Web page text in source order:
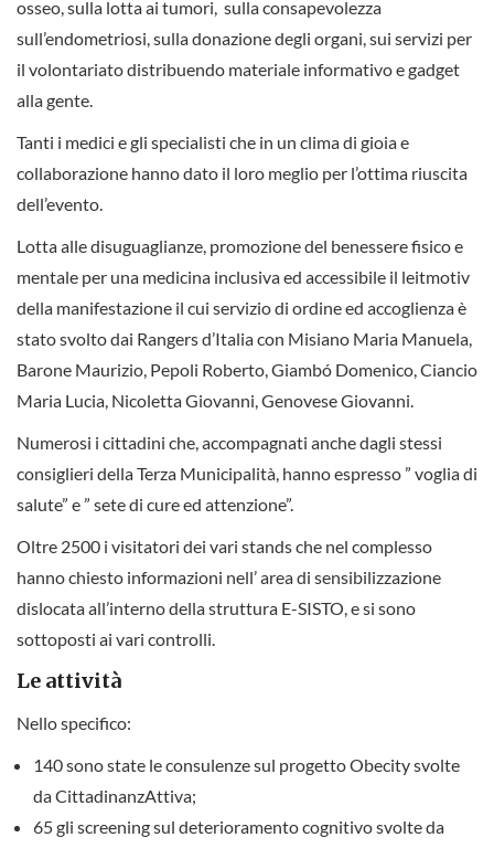
osseo, sulla lotta ai tumori, sulla consapevolezza
sull’endometriosi, sulla donazione degli organi, sui servizi per
il volontariato distribuendo materiale informativo e gadget
alla gente.
Tanti i medici e gli specialisti che in un clima di gioia e
collaborazione hanno dato il loro meglio per l’ottima riuscita
dell’evento.
Lotta alle disuguaglianze, promozione del benessere fisico e
mentale per una medicina inclusiva ed accessibile il leitmotiv
della manifestazione il cui servizio di ordine ed accoglienza è
stato svolto dai Rangers d’Italia con Misiano Maria Manuela,
Barone Maurizio, Pepoli Roberto, Giambó Domenico, Ciancio
Maria Lucia, Nicoletta Giovanni, Genovese Giovanni.
Numerosi i cittadini che, accompagnati anche dagli stessi
consiglieri della Terza Municipalità, hanno espresso ” voglia di
salute” e ” sete di cure ed attenzione”.
Oltre 2500 i visitatori dei vari stands che nel complesso
hanno chiesto informazioni nell’ area di sensibilizzazione
dislocata all’interno della struttura E-SISTO, e si sono
sottoposti ai vari controlli.
Le attività
Nello specifico:
140 sono state le consulenze sul progetto Obecity svolte
da CittadinanzAttiva;
65 gli screening sul deterioramento cognitivo svolte da